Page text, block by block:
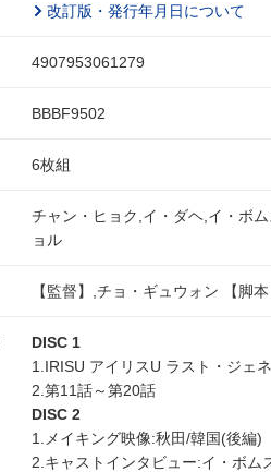
改訂版・発行年月日について
4907953061279
BBBF9502
6枚組
チャン・ヒョク,イ・ダヘ,イ・ボ
ョル
【監督】,チョ・ギュウォン 【脚本
DISC 1
1.IRISU アイリスU ラスト・ジェ
2.第11話～第20話
DISC 2
1.メイキング映像:秋田/韓国(後編)
2.キャストインタビュー:イ・ボム